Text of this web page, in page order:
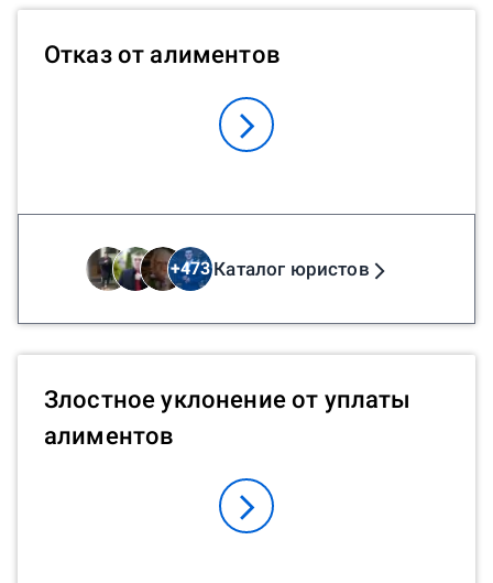
Отказ от алиментов
+473Каталог юристов
Злостное уклонение от уплаты
алиментов